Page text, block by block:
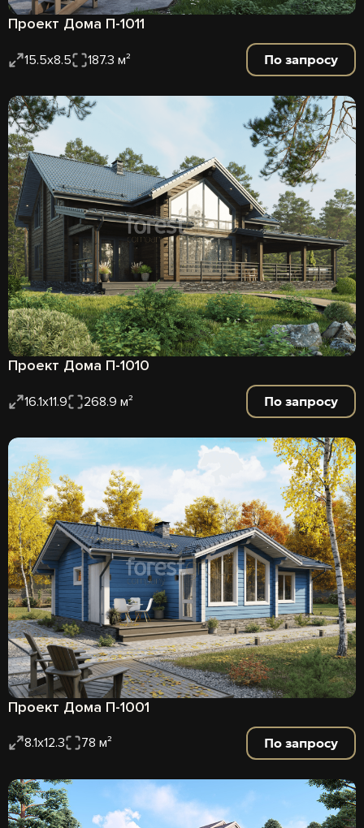
Проект Дома П-1011
15.5x8.5 187.3 м² По запросу
Проект Дома П-1010
16.1x11.9 268.9 м² По запросу
Проект Дома П-1001
8.1х12.3 78 м² По запросу